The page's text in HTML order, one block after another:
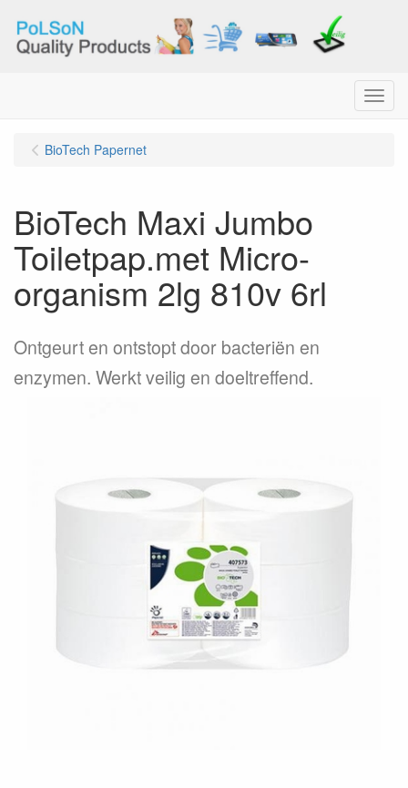
Menu
BioTech Papernet
BioTech Maxi Jumbo
Toiletpap.met Micro-
organism 2lg 810v 6rl
Ontgeurt en ontstopt door bacteriën en
enzymen. Werkt veilig en doeltreffend.